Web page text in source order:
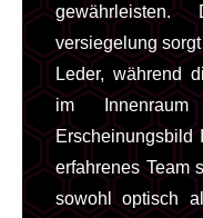
versiegelung
Leder, während
im
Erscheinungsbild
erfahrenes Team
sowohl optisch